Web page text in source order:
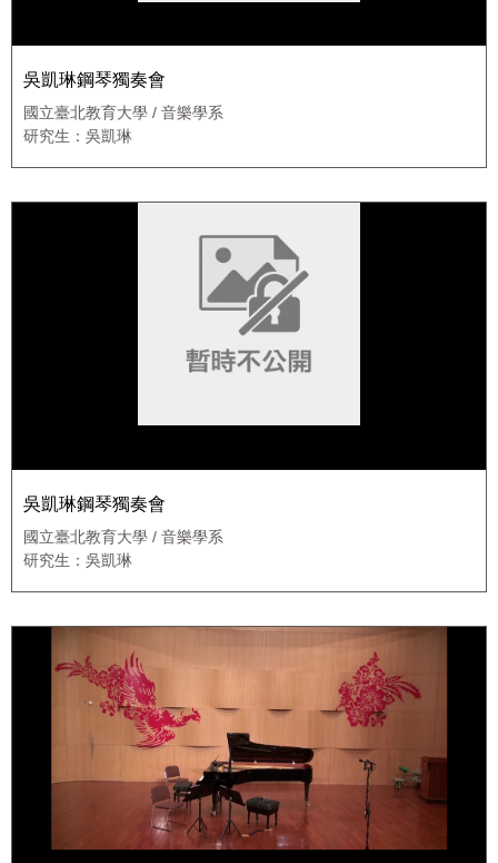
吳凱琳鋼琴獨奏會
國立臺北教育大學 / 音樂學系
研究生：吳凱琳
吳凱琳鋼琴獨奏會
國立臺北教育大學 / 音樂學系
研究生：吳凱琳